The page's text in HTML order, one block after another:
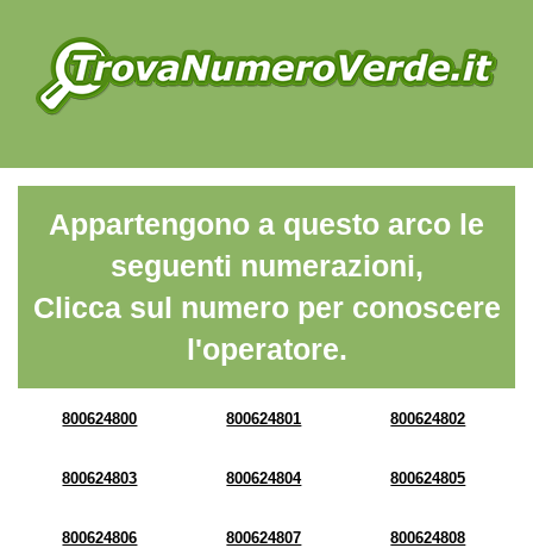
Appartengono a questo arco le
seguenti numerazioni,
Clicca sul numero per conoscere
l'operatore.
800624800 800624801 800624802
800624803 800624804 800624805
800624806 800624807 800624808